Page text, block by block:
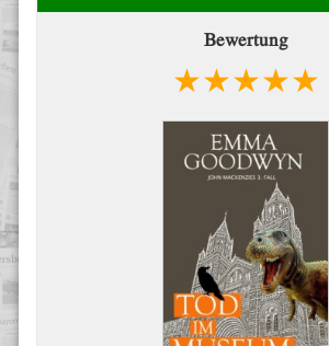
Bewertung
★★★★★